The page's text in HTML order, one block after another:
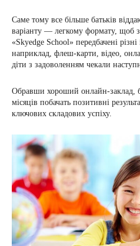
Саме тому все більше батьків
варіанту — легкому формату, щоб
«Skyedge School» передбачені різні
наприклад, флеш-карти, відео,
діти з задоволенням чекали
Обравши хороший онлайн-заклад,
місяців побачать позитивні
ключових складових успіху.